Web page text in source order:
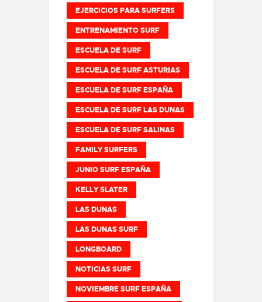
EJERCICIOS PARA SURFERS
ENTRENAMIENTO SURF
ESCUELA DE SURF
ESCUELA DE SURF ASTURIAS
ESCUELA DE SURF ESPAÑA
ESCUELA DE SURF LAS DUNAS
ESCUELA DE SURF SALINAS
FAMILY SURFERS
JUNIO SURF ESPAÑA
KELLY SLATER
LAS DUNAS
LAS DUNAS SURF
LONGBOARD
NOTICIAS SURF
NOVIEMBRE SURF ESPAÑA